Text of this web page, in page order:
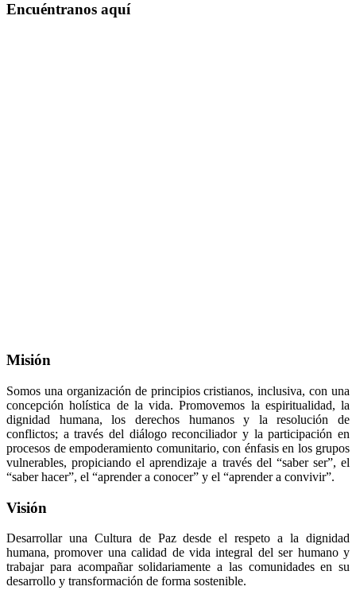
Encuéntranos aquí
Misión
Somos una organización de principios cristianos, inclusiva, con una
concepción holística de la vida. Promovemos la espiritualidad, la
dignidad humana, los derechos humanos y la resolución de
conflictos; a través del diálogo reconciliador y la participación en
procesos de empoderamiento comunitario, con énfasis en los grupos
vulnerables, propiciando el aprendizaje a través del “saber ser”, el
“saber hacer”, el “aprender a conocer” y el “aprender a convivir”.
Visión
Desarrollar una Cultura de Paz desde el respeto a la dignidad
humana, promover una calidad de vida integral del ser humano y
trabajar para acompañar solidariamente a las comunidades en su
desarrollo y transformación de forma sostenible.